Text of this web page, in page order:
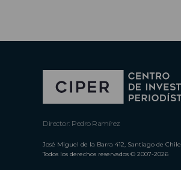
Director: Pedro Ramírez
José Miguel de la Barra 412, Santiago de Chile
Todos los derechos reservados © 2007-2026